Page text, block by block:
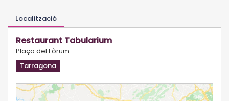
Localització
Restaurant Tabularium
Plaça del Fòrum
Tarragona